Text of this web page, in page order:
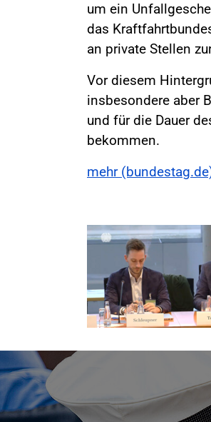
um ein
das
an private Stellen
Vor diesem
insbesondere aber
und für die Dauer
bekommen.
mehr